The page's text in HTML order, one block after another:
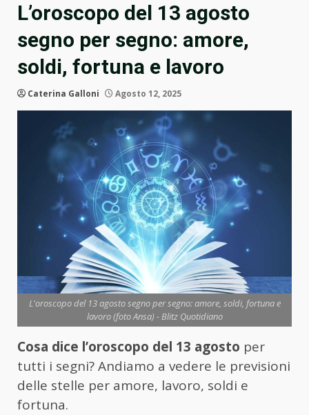
L’oroscopo del 13 agosto
segno per segno: amore,
soldi, fortuna e lavoro
Caterina Galloni Agosto 12, 2025
L'oroscopo del 13 agosto segno per segno: amore, soldi, fortuna e
lavoro (foto Ansa) - Blitz Quotidiano
Cosa dice l’oroscopo del 13 agosto per
tutti i segni? Andiamo a vedere le previsioni
delle stelle per amore, lavoro, soldi e
fortuna.